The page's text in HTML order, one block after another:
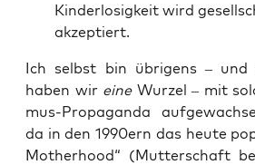
Kin­der­lo­sig­keit wird
akzeptiert.
Ich selbst bin übri­gens – und
haben wir eineWur­zel – mit
mus-Pro­pa­gan­da
da in den 1990ern das heu­te
Mother­hood“ (Mut­ter­schaft